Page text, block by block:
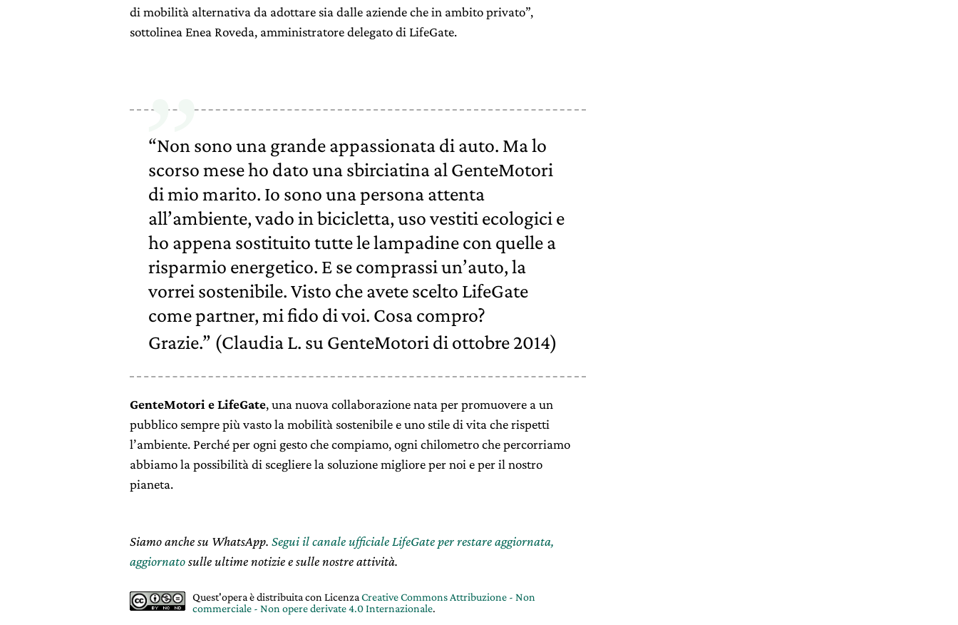
di mobilità alternativa da adottare sia dalle aziende che in ambito privato”,
sottolinea Enea Roveda, amministratore delegato di LifeGate.
“Non sono una grande appassionata di auto. Ma lo
scorso mese ho dato una sbirciatina al GenteMotori
di mio marito. Io sono una persona attenta
all’ambiente, vado in bicicletta, uso vestiti ecologici e
ho appena sostituito tutte le lampadine con quelle a
risparmio energetico. E se comprassi un’auto, la
vorrei sostenibile. Visto che avete scelto LifeGate
come partner, mi fido di voi. Cosa compro?
Grazie.” (Claudia L. su GenteMotori di ottobre 2014)
GenteMotori e LifeGate, una nuova collaborazione nata per promuovere a un
pubblico sempre più vasto la mobilità sostenibile e uno stile di vita che rispetti
l’ambiente. Perché per ogni gesto che compiamo, ogni chilometro che percorriamo
abbiamo la possibilità di scegliere la soluzione migliore per noi e per il nostro
pianeta.
Siamo anche su WhatsApp. Segui il canale ufficiale LifeGate per restare aggiornata,
aggiornatosulle ultime notizie e sulle nostre attività.
Quest'opera è distribuita con Licenza Creative Commons Attribuzione - Non
commerciale - Non opere derivate 4.0 Internazionale.